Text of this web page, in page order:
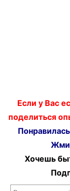
Если у Вас
поделиться
Хочешь